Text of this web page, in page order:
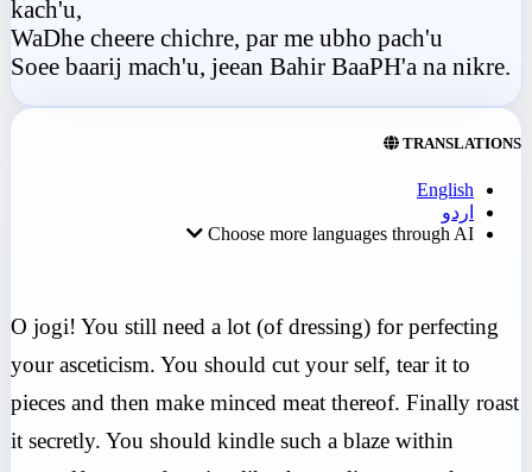
kach'u,
WaDhe cheere chichre, par me ubho pach'u
Soee baarij mach'u, jeean Bahir BaaPH'a na nikre.
TRANSLATIONS
English
اردو
Choose more languages through AI
O jogi! You still need a lot (of dressing) for perfecting
your asceticism. You should cut your self, tear it to
pieces and then make minced meat thereof. Finally roast
it secretly. You should kindle such a blaze within